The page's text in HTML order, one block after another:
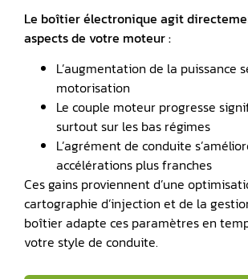
Le boîtier électronique agit
aspects de votre moteur :
L’augmentation de la puissance
motorisation
Le couple moteur progresse
surtout sur les bas régimes
L’agrément de conduite
accélérations plus franches
Ces gains proviennent d’une
cartographie d’injection et de la
boîtier adapte ces paramètres en
votre style de conduite.